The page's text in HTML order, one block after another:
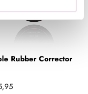
Rubber Corrector